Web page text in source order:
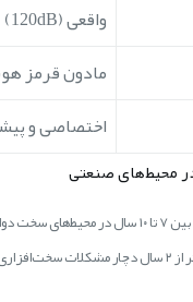
واقعی (120dB)
مادون قرمز
اختصاصی و
دارد.